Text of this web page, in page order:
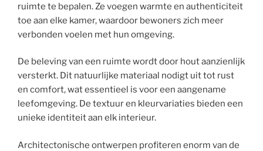
ruimte te bepalen. Ze voegen warmte en authenticiteit
toe aan elke kamer, waardoor bewoners zich meer
verbonden voelen met hun omgeving.
De beleving van een ruimte wordt door hout aanzienlijk
versterkt. Dit natuurlijke materiaal nodigt uit tot rust
en comfort, wat essentieel is voor een aangename
leefomgeving. De textuur en kleurvariaties bieden een
unieke identiteit aan elk interieur.
Architectonische ontwerpen profiteren enorm van de